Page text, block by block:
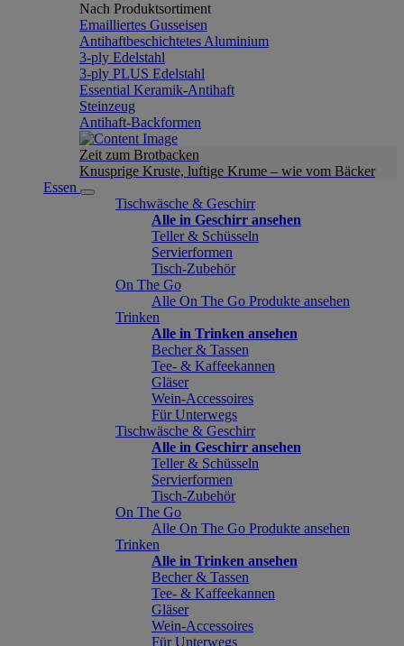
Nach Produktsortiment
Emailliertes Gusseisen
Antihaftbeschichtetes Aluminium
3-ply Edelstahl
3-ply PLUS Edelstahl
Essential Keramik-Antihaft
Steinzeug
Antihaft-Backformen
Zeit zum Brotbacken
Knusprige Kruste, luftige Krume – wie vom Bäcker
Essen
Tischwäsche & Geschirr
Alle in Geschirr ansehen
Teller & Schüsseln
Servierformen
Tisch-Zubehör
On The Go
Alle On The Go Produkte ansehen
Trinken
Alle in Trinken ansehen
Becher & Tassen
Tee- & Kaffeekannen
Gläser
Wein-Accessoires
Für Unterwegs
Tischwäsche & Geschirr
Alle in Geschirr ansehen
Teller & Schüsseln
Servierformen
Tisch-Zubehör
On The Go
Alle On The Go Produkte ansehen
Trinken
Alle in Trinken ansehen
Becher & Tassen
Tee- & Kaffeekannen
Gläser
Wein-Accessoires
Für Unterwegs